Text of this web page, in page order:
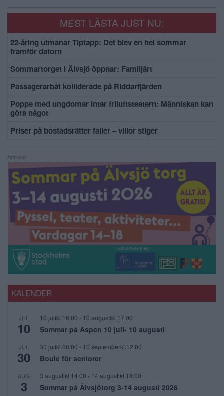
MEST LÄSTA JUST NU:
22-åring utmanar Tiptapp: Det blev en hel sommar
framför datorn
Sommartorget i Älvsjö öppnar: Familjärt
Passagerarbåt kolliderade på Riddarfjärden
Poppe med ungdomar intar friluftsteatern: Människan kan
göra något
Priser på bostadsrätter faller – villor stiger
Annons:
KALENDER
JUL
10
10 julikl.16:00 - 10 augustikl.17:00
Sommar på Aspen 10 juli- 10 augusti
JUL
30
30 julikl.08:00 - 10 septemberkl.12:00
Boule för seniorer
AUG
3
3 augustikl.14:00 - 14 augustikl.18:00
Sommar på Älvsjötorg 3-14 augusti 2026